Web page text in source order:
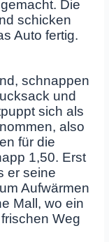
Die
schicken
Auto fertig.
schnappen
und
sich als
also
für die
1,50. Erst
er seine
Aufwärmen
Mall, wo ein
Weg